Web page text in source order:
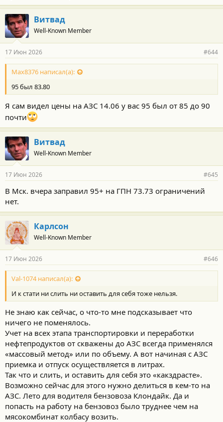
Витвад
Well-Known Member
17 Июн 2026 #644
Max8376 написал(а):
95 был 83.80
Я сам видел цены на АЗС 14.06 у вас 95 был от 85 до 90
почти
Витвад
Well-Known Member
17 Июн 2026 #645
В Мск. вчера заправил 95+ на ГПН 73.73 ограничений
нет.
Карлсон
Well-Known Member
17 Июн 2026 #646
Val-1074 написал(а):
И к стати ни слить ни оставить для себя тоже нельзя.
Не знаю как сейчас, о что-то мне подсказывает что
ничего не поменялось.
Учет на всех этапа транспортировки и переработки
нефтепродуктов от скважены до АЗС всегда применялся
«массовый метод» или по объему. А вот начиная с АЗС
приемка и отпуск осуществляется в литрах.
Так что и слить, и оставить для себя это «какздрасте».
Возможно сейчас для этого нужно делиться в кем-то на
АЗС. Лето для водителя бензовоза Клондайк. Да и
попасть на работу на бензовоз было труднее чем на
мясокомбинат колбасу возить.